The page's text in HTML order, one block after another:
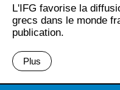
L'IFG favorise la
grecs dans le monde
publication.
Plus